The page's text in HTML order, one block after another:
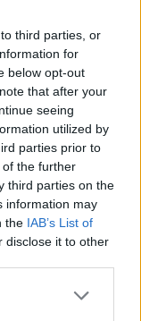
third parties, or
for
below opt-out
that after your
seeing
utilized by
parties prior to
the further
third parties on the
information may
the IAB’s List of
disclose it to other
–, hogy a
nem luxus,